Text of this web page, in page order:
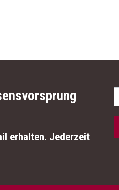
erhalten. Jederzeit